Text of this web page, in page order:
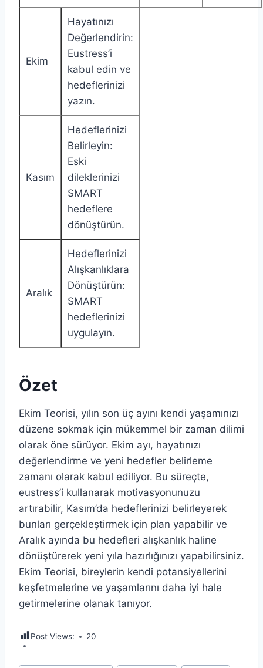
Ekim
Hayatınızı
Değerlendirin:
Eustress’i
kabul edin ve
hedeflerinizi
yazın.
Kasım
Hedeflerinizi
Belirleyin:
Eski
dileklerinizi
SMART
hedeflere
dönüştürün.
Aralık
Hedeflerinizi
Alışkanlıklara
Dönüştürün:
SMART
hedeflerinizi
uygulayın.
Özet
Ekim Teorisi, yılın son üç ayını kendi yaşamınızı
düzene sokmak için mükemmel bir zaman dilimi
olarak öne sürüyor. Ekim ayı, hayatınızı
değerlendirme ve yeni hedefler belirleme
zamanı olarak kabul ediliyor. Bu süreçte,
eustress’i kullanarak motivasyonunuzu
artırabilir, Kasım’da hedeflerinizi belirleyerek
bunları gerçekleştirmek için plan yapabilir ve
Aralık ayında bu hedefleri alışkanlık haline
dönüştürerek yeni yıla hazırlığınızı yapabilirsiniz.
Ekim Teorisi, bireylerin kendi potansiyellerini
keşfetmelerine ve yaşamlarını daha iyi hale
getirmelerine olanak tanıyor.
Post Views: 20